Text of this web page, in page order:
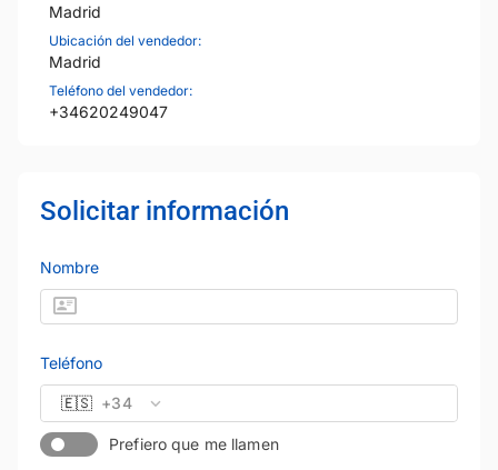
Madrid
Ubicación del vendedor:
Madrid
Teléfono del vendedor:
+34620249047
Solicitar información
Nombre
Teléfono
🇪🇸 +34
Prefiero que me llamen